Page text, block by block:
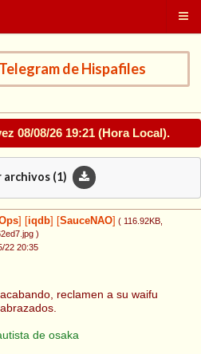
de Hispafiles
08/08/26 19:21 (Hora Local).
archivos (1)
iqdb SauceNAO ( 116.92KB
)
22 20:35
reclamen a su waifu
de osaka